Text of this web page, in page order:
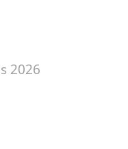
2026